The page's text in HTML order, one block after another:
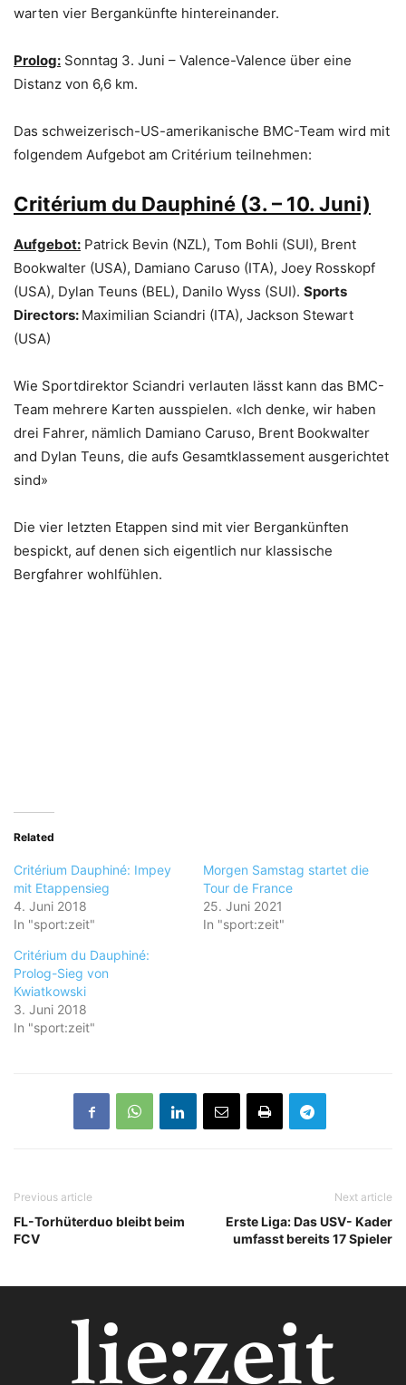
warten vier Bergankünfte hintereinander.
Prolog: Sonntag 3. Juni – Valence-Valence über eine
Distanz von 6,6 km.
Das schweizerisch-US-amerikanische BMC-Team wird mit
folgendem Aufgebot am Critérium teilnehmen:
Critérium du Dauphiné (3. – 10. Juni)
Aufgebot: Patrick Bevin (NZL), Tom Bohli (SUI), Brent
Bookwalter (USA), Damiano Caruso (ITA), Joey Rosskopf
(USA), Dylan Teuns (BEL), Danilo Wyss (SUI). Sports
Directors: Maximilian Sciandri (ITA), Jackson Stewart
(USA)
Wie Sportdirektor Sciandri verlauten lässt kann das BMC-
Team mehrere Karten ausspielen. «Ich denke, wir haben
drei Fahrer, nämlich Damiano Caruso, Brent Bookwalter
and Dylan Teuns, die aufs Gesamtklassement ausgerichtet
sind»
Die vier letzten Etappen sind mit vier Bergankünften
bespickt, auf denen sich eigentlich nur klassische
Bergfahrer wohlfühlen.
Related
Critérium Dauphiné: Impey
mit Etappensieg
4. Juni 2018
In "sport:zeit"
Morgen Samstag startet die
Tour de France
25. Juni 2021
In "sport:zeit"
Critérium du Dauphiné:
Prolog-Sieg von
Kwiatkowski
3. Juni 2018
In "sport:zeit"
Previous article
FL-Torhüterduo bleibt beim
FCV
Next article
Erste Liga: Das USV- Kader
umfasst bereits 17 Spieler